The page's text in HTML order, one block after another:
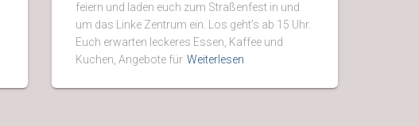
feiern und laden euch zum Straßenfest in und
um das Linke Zentrum ein. Los geht’s ab 15 Uhr.
Euch erwarten leckeres Essen, Kaffee und
Kuchen, Angebote für Weiterlesen